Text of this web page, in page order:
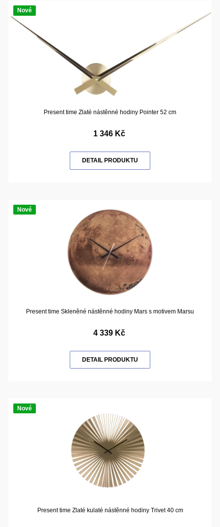
Nové
Present time Zlaté nástěnné hodiny Pointer 52 cm
1 346 Kč
DETAIL PRODUKTU
Nové
Present time Skleněné nástěnné hodiny Mars s motivem Marsu
4 339 Kč
DETAIL PRODUKTU
Nové
Present time Zlaté kulaté nástěnné hodiny Trivet 40 cm